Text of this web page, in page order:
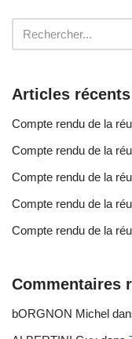
Articles récents
Compte rendu de la
Compte rendu de la
Compte rendu de la
Compte rendu de la
Compte rendu de la
Commentaires
bORGNON Michel